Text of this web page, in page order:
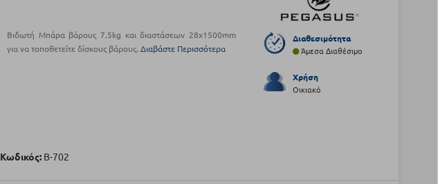
Βιδωτή Μπάρα βάρους 7.5kg και διαστάσεων 28x1500mm
για να τοποθετείτε δίσκους βάρους.Διαβάστε Περισσότερα
Κωδικός: Β-702
Διαθεσιμότητα
Άμεσα Διαθέσιμο
Χρήση
Οικιακό